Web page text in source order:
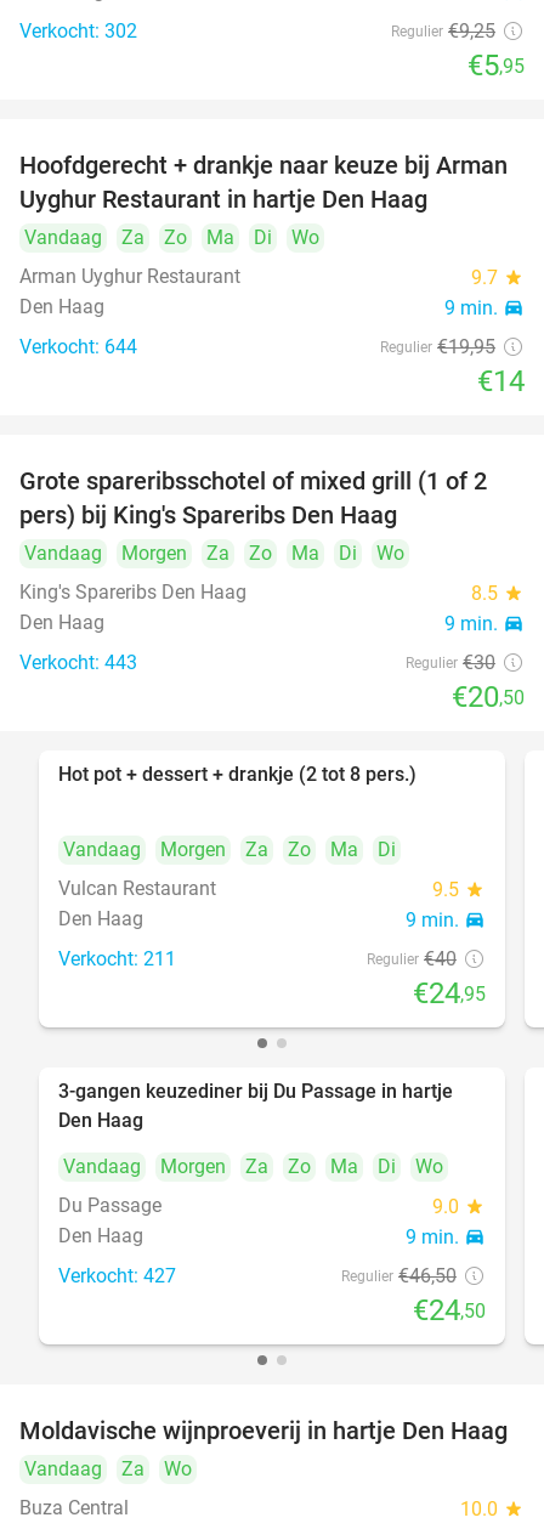
Verkocht: 302 Regulier €9,25
€5,95
30%
Hoofdgerecht + drankje naar keuze bij Arman
Uyghur Restaurant in hartje Den Haag
Vandaag Za Zo Ma Di
Wo
Arman Uyghur Restaurant
9.7 star
Den Haag 9 min. directions_car
Verkocht: 644 Regulier €19,95
€14
32%
Grote spareribsschotel of mixed grill (1 of 2
pers) bij King's Spareribs Den Haag
Vandaag Morgen Za Zo Ma Di
Wo
King's Spareribs Den Haag
8.5 star
Den Haag 9 min. directions_car
Verkocht: 443 Regulier €30
€20,50
Hot pot + dessert + drankje (2 tot 8 pers.)
Vandaag Morgen Za Zo Ma
Di
Vulcan Restaurant
9.5 star
Den Haag 9 min. directions_car
Verkocht: 211 Regulier €40
€24,95
47%
3-gangen keuzediner bij Du Passage in hartje
Den Haag
Vandaag
Morgen Za Zo Ma Di
Wo
Du Passage
9.0 star
Den Haag 9 min. directions_car
Verkocht: 427 Regulier €46,50
€24,50
39%
Moldavische wijnproeverij in hartje Den Haag
Vandaag Za
Wo
Buza Central
10.0 star